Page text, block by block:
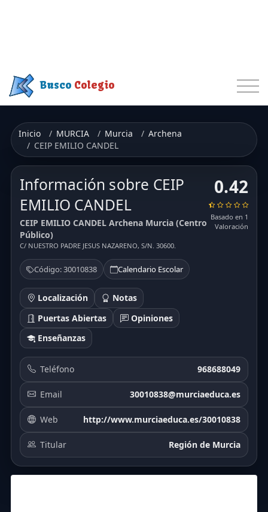
Busco Colegio
Inicio MURCIA Murcia
Archena
CEIP EMILIO CANDEL
Información sobre CEIP
EMILIO CANDEL
CEIP EMILIO CANDEL Archena Murcia (Centro
Público)
C/ NUESTRO PADRE JESUS NAZARENO, S/N. 30600.
Código: 30010838 Calendario Escolar
Localización
Notas
Puertas Abiertas
Opiniones
Enseñanzas
0.42
Basado en 1
Valoración
Teléfono 968688049
Email 30010838@murciaeduca.es
Web http://www.murciaeduca.es/30010838
Titular Región de Murcia